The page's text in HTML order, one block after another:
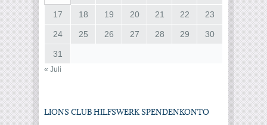
17 18 19 20 21 22 23
24 25 26 27 28 29 30
31
« Juli
LIONS CLUB HILFSWERK SPENDENKONTO